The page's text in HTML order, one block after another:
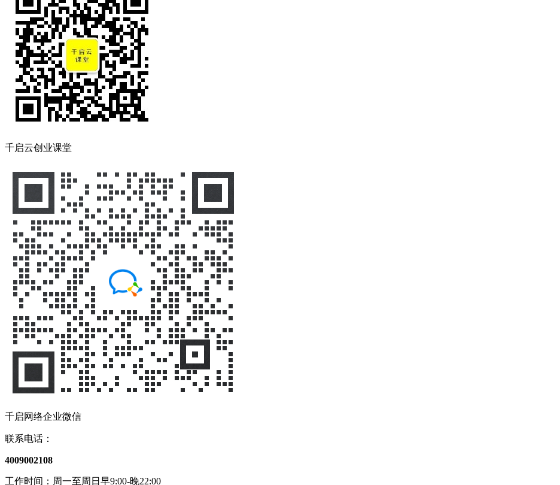
千启云创业课堂
千启网络企业微信
联系电话：
4009002108
工作时间：周一至周日早9:00-晚22:00